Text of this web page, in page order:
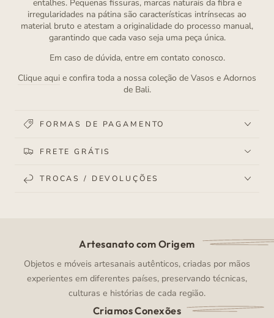
entalhes. Pequenas fissuras, marcas naturais da fibra e
irregularidades na pátina são características intrínsecas ao
material bruto e atestam a originalidade do processo manual,
garantindo que cada vaso seja uma peça única.
Em caso de dúvida, entre em contato conosco.
Clique aqui e confira toda a nossa coleção de Vasos e Adornos
de Bali.
FORMAS DE PAGAMENTO
FRETE GRÁTIS
TROCAS / DEVOLUÇÕES
Artesanato com Origem
Objetos e móveis artesanais autênticos, criadas por mãos
experientes em diferentes países, preservando técnicas,
culturas e histórias de cada região.
Criamos Conexões